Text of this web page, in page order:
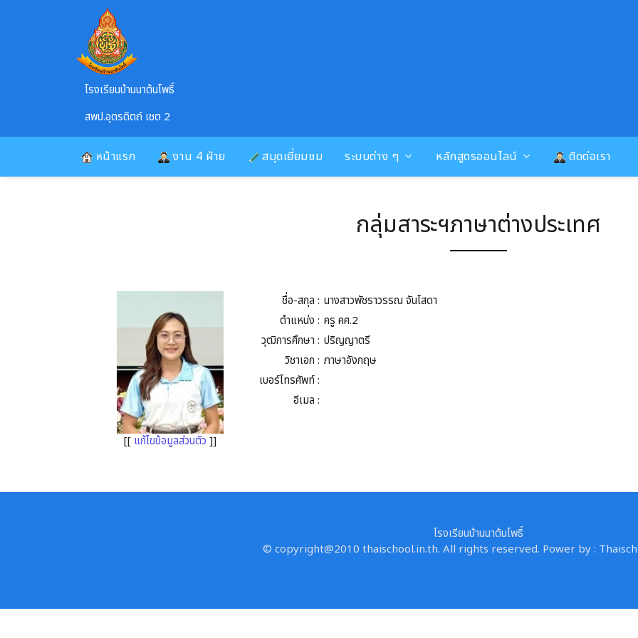
Skip to main content
โรงเรียนบ้านนาต้นโพธิ์
สพป.อุตรดิตถ์ เชต 2
หน้าแรก งาน 4 ฝ่าย สมุดเยี่ยมชม ระบบต่าง ๆ หลักสูตรออนไลน์ ติดต่อเรา
กลุ่มสาระฯภาษาต่างประเทศ
[[ แก้ไขข้อมูลส่วนตัว ]]
ชื่อ-สกุล : นางสาวพัชราวรรณ จันโสดา
ตำแหน่ง : ครู คศ.2
วุฒิการศึกษา : ปริญญาตรี
วิชาเอก : ภาษาอังกฤษ
เบอร์โทรศัพท์ :
อีเมล :
โรงเรียนบ้านนาต้นโพธิ์
© copyright@2010 thaischool.in.th. All rights reserved. Power by :